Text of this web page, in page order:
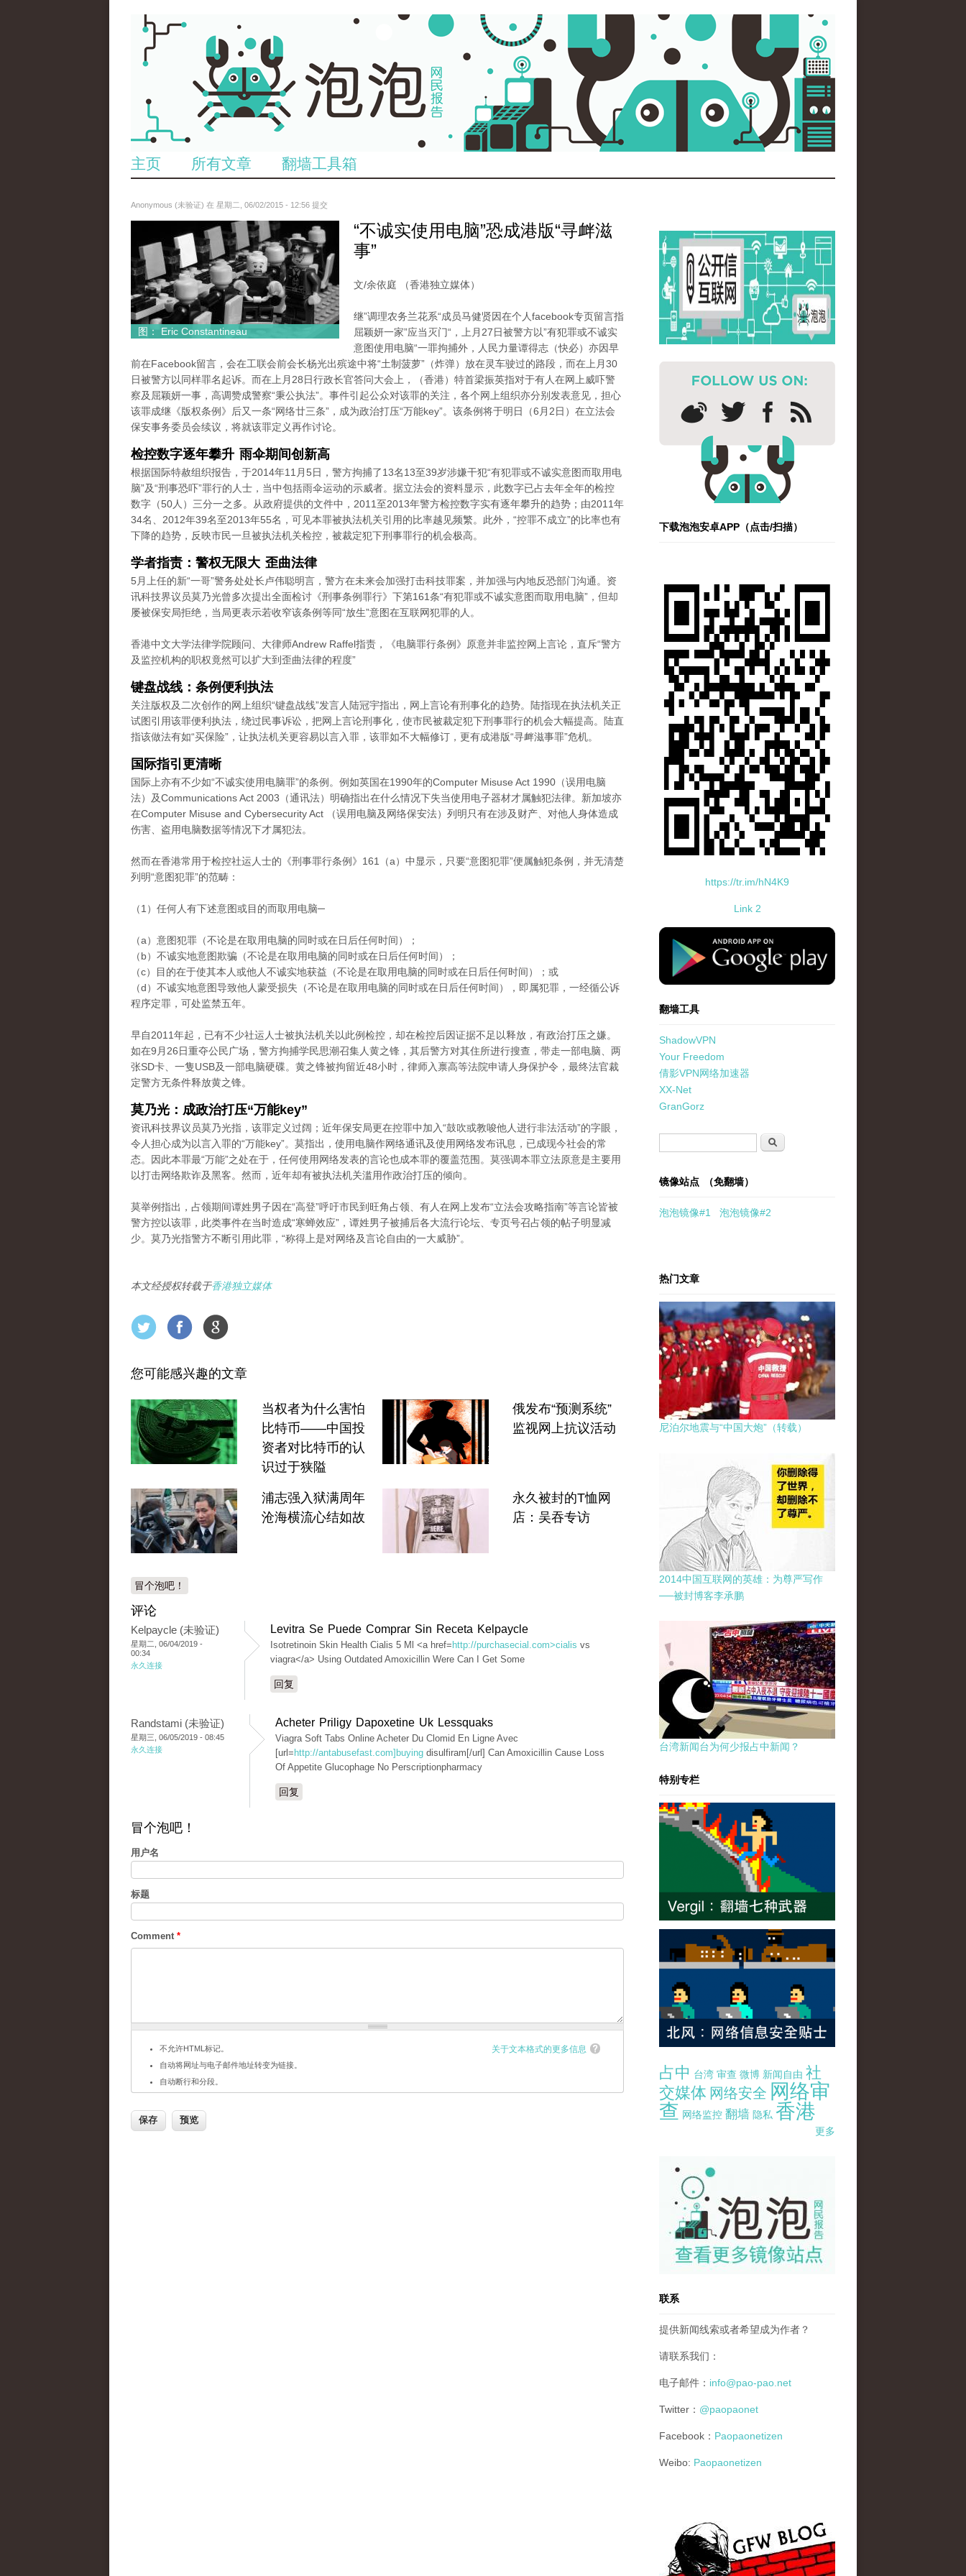
主页 所有文章 翻墙工具箱
Anonymous (未验证) 在 星期二, 06/02/2015 - 12:56 提交
6523513689_baeec3c53c_z.jpg
图： Eric Constantineau
“不诚实使用电脑”恐成港版“寻衅滋
事”
文/余依庭 （香港独立媒体）
继”调理农务兰花系“成员马健贤因在个人facebook专页留言指
屈颖妍一家”应当灭门“，上月27日被警方以”有犯罪或不诚实
意图使用电脑“一罪拘捕外，人民力量谭得志（快必）亦因早
前在Facebook留言，会在工联会前会长杨光出殡途中将“土制菠萝”（炸弹）放在灵车驶过的路段，而在上月30
日被警方以同样罪名起诉。而在上月28日行政长官答问大会上，（香港）特首梁振英指对于有人在网上威吓警
察及屈颖妍一事，高调赞成警察“秉公执法”。事件引起公众对该罪的关注，各个网上组织亦分别发表意见，担心
该罪成继《版权条例》后又一条“网络廿三条”，成为政治打压“万能key”。该条例将于明日（6月2日）在立法会
保安事务委员会续议，将就该罪定义再作讨论。
检控数字逐年攀升 雨伞期间创新高
根据国际特赦组织报告，于2014年11月5日，警方拘捕了13名13至39岁涉嫌干犯“有犯罪或不诚实意图而取用电
脑”及“刑事恐吓”罪行的人士，当中包括雨伞运动的示威者。据立法会的资料显示，此数字已占去年全年的检控
数字（50人）三分一之多。从政府提供的文件中，2011至2013年警方检控数字实有逐年攀升的趋势；由2011年
34名、2012年39名至2013年55名，可见本罪被执法机关引用的比率越见频繁。此外，“控罪不成立”的比率也有
下降的趋势，反映市民一旦被执法机关检控，被裁定犯下刑事罪行的机会极高。
学者指责：警权无限大 歪曲法律
5月上任的新“一哥”警务处处长卢伟聪明言，警方在未来会加强打击科技罪案，并加强与内地反恐部门沟通。资
讯科技界议员莫乃光曾多次提出全面检讨《刑事条例罪行》下第161条“有犯罪或不诚实意图而取用电脑”，但却
屡被保安局拒绝，当局更表示若收窄该条例等同“放生”意图在互联网犯罪的人。
香港中文大学法律学院顾问、大律师Andrew Raffel指责，《电脑罪行条例》原意并非监控网上言论，直斥“警方
及监控机构的职权竟然可以扩大到歪曲法律的程度”
键盘战线：条例便利执法
关注版权及二次创作的网上组织“键盘战线”发言人陆冠宇指出，网上言论有刑事化的趋势。陆指现在执法机关正
试图引用该罪便利执法，绕过民事诉讼，把网上言论刑事化，使市民被裁定犯下刑事罪行的机会大幅提高。陆直
指该做法有如“买保险”，让执法机关更容易以言入罪，该罪如不大幅修订，更有成港版“寻衅滋事罪”危机。
国际指引更清晰
国际上亦有不少如“不诚实使用电脑罪”的条例。例如英国在1990年的Computer Misuse Act 1990（误用电脑
法）及Communications Act 2003（通讯法）明确指出在什么情况下失当使用电子器材才属触犯法律。新加坡亦
在Computer Misuse and Cybersecurity Act （误用电脑及网络保安法）列明只有在涉及财产、对他人身体造成
伤害、盗用电脑数据等情况下才属犯法。
然而在香港常用于检控社运人士的《刑事罪行条例》161（a）中显示，只要“意图犯罪”便属触犯条例，并无清楚
列明“意图犯罪”的范畴：
（1）任何人有下述意图或目的而取用电脑─
（a）意图犯罪（不论是在取用电脑的同时或在日后任何时间）；
（b）不诚实地意图欺骗（不论是在取用电脑的同时或在日后任何时间）；
（c）目的在于使其本人或他人不诚实地获益（不论是在取用电脑的同时或在日后任何时间）；或
（d）不诚实地意图导致他人蒙受损失（不论是在取用电脑的同时或在日后任何时间），即属犯罪，一经循公诉
程序定罪，可处监禁五年。
早自2011年起，已有不少社运人士被执法机关以此例检控，却在检控后因证据不足以释放，有政治打压之嫌。
如在9月26日重夺公民广场，警方拘捕学民思潮召集人黄之锋，其后警方对其住所进行搜查，带走一部电脑、两
张SD卡、一隻USB及一部电脑硬碟。黄之锋被拘留近48小时，律师入禀高等法院申请人身保护令，最终法官裁
定警方无条件释放黄之锋。
莫乃光：成政治打压“万能key”
资讯科技界议员莫乃光指，该罪定义过阔；近年保安局更在控罪中加入“鼓吹或教唆他人进行非法活动”的字眼，
令人担心成为以言入罪的“万能key”。莫指出，使用电脑作网络通讯及使用网络发布讯息，已成现今社会的常
态。因此本罪最“万能”之处在于，任何使用网络发表的言论也成本罪的覆盖范围。莫强调本罪立法原意是主要用
以打击网络欺诈及黑客。然而，近年却有被执法机关滥用作政治打压的倾向。
莫举例指出，占领期间谭姓男子因在“高登”呼吁市民到旺角占领、有人在网上发布“立法会攻略指南”等言论皆被
警方控以该罪，此类事件在当时造成“寒蝉效应”，谭姓男子被捕后各大流行论坛、专页号召占领的帖子明显减
少。莫乃光指警方不断引用此罪，“称得上是对网络及言论自由的一大威胁”。
本文经授权转载于香港独立媒体
您可能感兴趣的文章
当权者为什么害怕
比特币——中国投
资者对比特币的认
识过于狭隘
俄发布“预测系统”
监视网上抗议活动
浦志强入狱满周年
沧海横流心结如故
永久被封的T恤网
店：吴吞专访
冒个泡吧！
评论
Kelpaycle (未验证)
星期二, 06/04/2019 -
00:34
永久连接
Levitra Se Puede Comprar Sin Receta Kelpaycle
Isotretinoin Skin Health Cialis 5 Ml <a href= http://purchasecial.com>cialis vs
viagra</a> Using Outdated Amoxicillin Were Can I Get Some
回复
Randstami (未验证)
星期三, 06/05/2019 - 08:45
永久连接
Acheter Priligy Dapoxetine Uk Lessquaks
Viagra Soft Tabs Online Acheter Du Clomid En Ligne Avec
[url= http://antabusefast.com]buying disulfiram[/url] Can Amoxicillin Cause Loss
Of Appetite Glucophage No Perscriptionpharmacy
回复
冒个泡吧！
用户名
标题
Comment *
关于文本格式的更多信息
不允许HTML标记。
自动将网址与电子邮件地址转变为链接。
自动断行和分段。
下载泡泡安卓APP（点击/扫描）
https://tr.im/hN4K9
Link 2
standard-icon-googleplay-app-store.png
翻墙工具
ShadowVPN
Your Freedom
倩影VPN网络加速器
XX-Net
GranGorz
搜索
镜像站点 （免翻墙）
泡泡镜像#1 泡泡镜像#2
热门文章
尼泊尔地震与“中国大炮”（转载）
2014中国互联网的英雄：为尊严写作
──被封博客李承鹏
台湾新闻台为何少报占中新闻？
特别专栏
占中 台湾 审查 微博 新闻自由 社
交媒体 网络安全 网络审
查 网络监控 翻墙 隐私 香港
更多
pao-pao-banner-mirror-site-120814.jpg
联系
提供新闻线索或者希望成为作者？
请联系我们：
电子邮件： info@pao-pao.net
Twitter： @paopaonet
Facebook： Paopaonetizen
Weibo: Paopaonetizen
gfw_blog_small.jpg